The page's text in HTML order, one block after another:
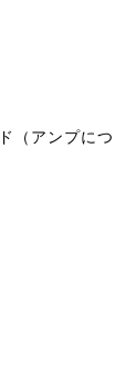
（アンプにつ